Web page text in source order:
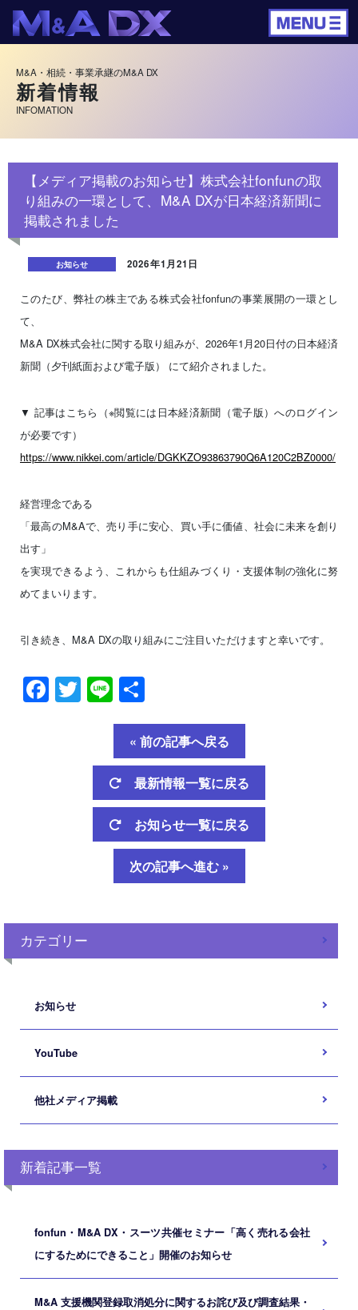
M&A・相続・事業承継のM&A DX
新着情報
INFOMATION
【メディア掲載のお知らせ】株式会社fonfunの取
り組みの一環として、M&A DXが日本経済新聞に
掲載されました
お知らせ 2026年1月21日
このたび、弊社の株主である株式会社fonfunの事業展開の一環とし
て、
M&A DX株式会社に関する取り組みが、2026年1月20日付の日本経済
新聞（夕刊紙面および電子版） にて紹介されました。
▼ 記事はこちら（※閲覧には日本経済新聞（電子版）へのログイン
が必要です）
https://www.nikkei.com/article/DGKKZO93863790Q6A120C2BZ0000/
経営理念である
「最高のM&Aで、売り手に安心、買い手に価値、社会に未来を創り
出す」
を実現できるよう、これからも仕組みづくり・支援体制の強化に努
めてまいります。
引き続き、M&A DXの取り組みにご注目いただけますと幸いです。
Facebook
Twitter
Line
有
« 前の記事へ戻る
最新情報一覧に戻る
お知らせ一覧に戻る
次の記事へ進む »
カテゴリー
お知らせ
YouTube
他社メディア掲載
新着記事一覧
fonfun・M&A DX・スーツ共催セミナー「高く売れる会社
にするためにできること」開催のお知らせ
M&A ⽀援機関登録取消処分に関するお詫び及び調査結果・